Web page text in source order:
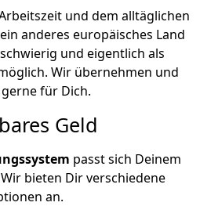
und dem alltäglichen
anderes europäisches Land
und eigentlich als
Wir übernehmen und
für Dich.
Geld
passt sich Deinem
bieten Dir verschiedene
an.